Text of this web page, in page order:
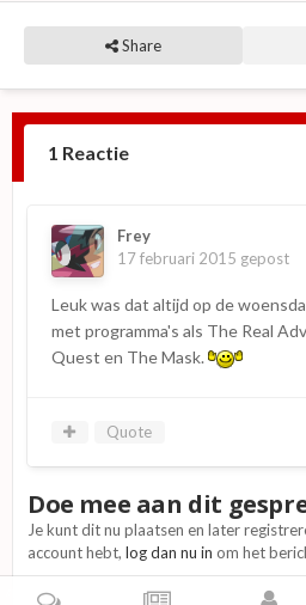
Share
1 Reactie
Frey
17 februari 2015 gepost
Leuk was dat altijd op de
met programma's als The Real
Quest en The Mask.
Quote
Doe mee aan dit
Je kunt dit nu plaatsen en later
account hebt, log dan nu in om het